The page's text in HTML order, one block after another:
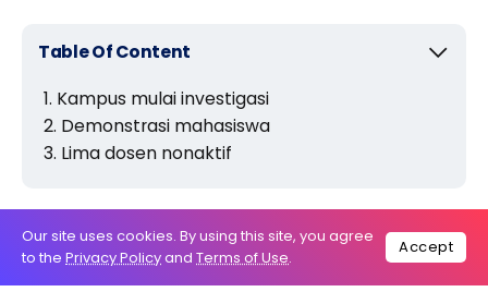
Table Of Content
Kampus mulai investigasi
Demonstrasi mahasiswa
Lima dosen nonaktif
Pada Senin (18/5/2026), sebuah utas viral di media
sosial X. Utas itu menceritakan pengalaman para
mahasiswi yang mengalami pelecehan seksual dari
Our site uses cookies. By using this site, you agree
to the Privacy Policyand Terms of Use.
Accept